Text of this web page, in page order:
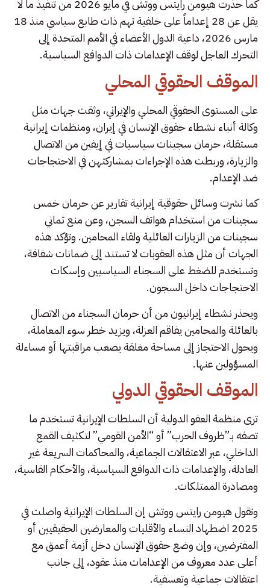
كما حذرت هيومن رايتس ووتش في مايو 2026 من تنفيذ ما لا
يقل عن 28 إعداماً على خلفية تهم ذات طابع سياسي منذ 18
مارس 2026، داعية الدول الأعضاء في الأمم المتحدة إلى
التحرك العاجل لوقف الإعدامات ذات الدوافع السياسية.
الموقف الحقوقي المحلي
على المستوى الحقوقي المحلي والإيراني، وثقت جهات مثل
وكالة أنباء نشطاء حقوق الإنسان في إيران، ومنظمات إيرانية
مستقلة، حرمان سجينات سياسيات في إيفين من الاتصال
والزيارة، وربطت هذه الإجراءات بمشاركتهن في الاحتجاجات
ضد الإعدام.
كما نشرت وسائل حقوقية إيرانية تقارير عن حرمان خمس
سجينات من استخدام هواتف السجن، وعن منع ثماني
سجينات من الزيارات العائلية ولقاء المحامين. وتؤكد هذه
الجهات أن مثل هذه العقوبات لا تستند إلى ضمانات شفافة،
وتستخدم للضغط على السجناء السياسيين وإسكات
الاحتجاجات داخل السجون.
ويحذر نشطاء إيرانيون من أن حرمان السجناء من الاتصال
بالعائلة والمحامين يفاقم العزلة، ويزيد خطر سوء المعاملة،
ويحول الاحتجاز إلى مساحة مغلقة يصعب مراقبتها أو مساءلة
المسؤولين عنها.
الموقف الحقوقي الدولي
ترى منظمة العفو الدولية أن السلطات الإيرانية تستخدم ما
تصفه بـ”ظروف الحرب” أو “الأمن القومي” لتكثيف القمع
الداخلي، عبر الاعتقالات الجماعية، والمحاكمات السريعة غير
العادلة، والإعدامات ذات الدوافع السياسية، والأحكام القاسية،
ومصادرة الممتلكات.
وتقول هيومن رايتس ووتش إن السلطات الإيرانية واصلت في
2025 اضطهاد النساء والأقليات والمعارضين الحقيقيين أو
المفترضين، وإن وضع حقوق الإنسان دخل أزمة أعمق مع
أعلى عدد معروف من الإعدامات منذ عقود، إلى جانب
اعتقالات جماعية وتعسفية.